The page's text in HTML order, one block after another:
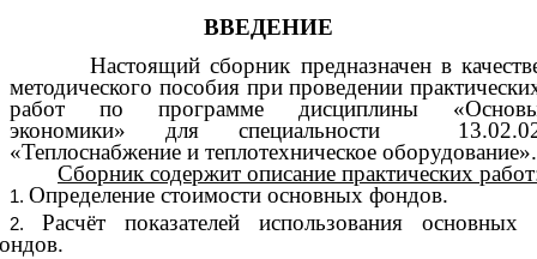
ВВЕДЕНИЕ
Настоящий сборник предназначен в
методического пособия при проведении
работ по программе дисциплины
экономики» для специальности
«Теплоснабжение и теплотехническое оборудование».
Сборник содержит описание практических
Определение стоимости основных фондов.
Расчёт показателей использования основных